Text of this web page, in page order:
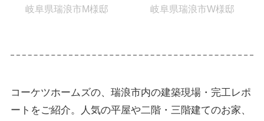
岐阜県瑞浪市M様邸 岐阜県瑞浪市W様邸
コーケツホームズの、瑞浪市内の建築現場・完工レポ
ートをご紹介。人気の平屋や二階・三階建てのお家、